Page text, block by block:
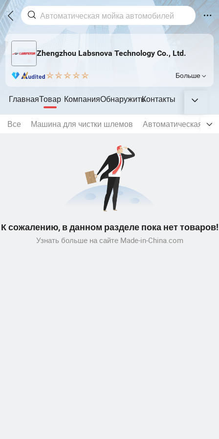
Zhengzhou Labsnova Technology Co., Ltd.
Больше
ГлавнаяТовар КомпанияОбнаружитьКонтакты
Все Машина для чистки шлемов Автоматическая
К сожалению, в данном разделе пока нет товаров!
Узнать больше на сайте Made-in-China.com